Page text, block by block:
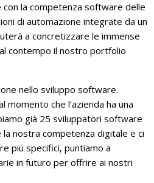
la competenza software delle
di automazione integrate da un
a concretizzare le immense
contempo il nostro portfolio
nello sviluppo software.
che l’azienda ha una
già 25 sviluppatori software
nostra competenza digitale e ci
più specifici, puntiamo a
in futuro per offrire ai nostri